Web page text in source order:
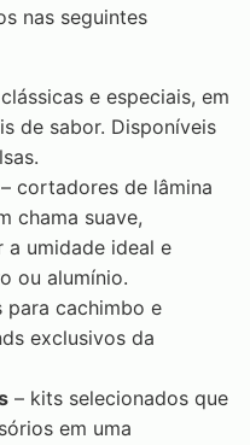
nas seguintes
e especiais, em
de sabor. Disponíveis
– cortadores de lâmina
chama suave,
a umidade ideal e
ou alumínio.
para cachimbo e
exclusivos da
– kits selecionados que
em uma